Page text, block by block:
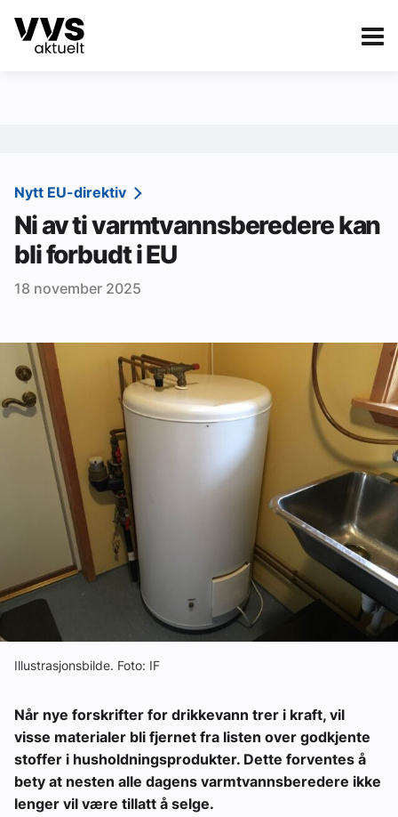
Kategorier
Sanitær
Ventilasjon
Varme og energi
Aktuelle prosjekter
Om VVS Aktuelt
Kontakt oss:
Abonner på fagbladet Byggfakta Nyheter
Annonsere i VVS Aktuelt
Kontakt oss
Tips oss
eBlad
Nytt EU-direktiv
Ni av ti varmtvannsberedere kan
bli forbudt i EU
18 november 2025
Illustrasjonsbilde. Foto: IF
Når nye forskrifter for drikkevann trer i kraft, vil
visse materialer bli fjernet fra listen over godkjente
stoffer i husholdningsprodukter. Dette forventes å
bety at nesten alle dagens varmtvannsberedere ikke
lenger vil være tillatt å selge.